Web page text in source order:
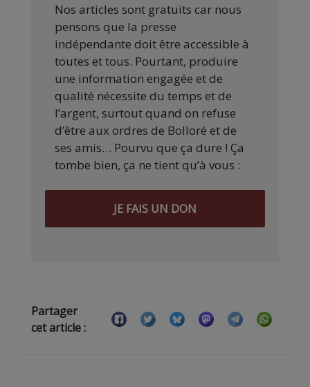
Nos articles sont gratuits car nous
pensons que la presse
indépendante doit être accessible à
toutes et tous. Pourtant, produire
une information engagée et de
qualité nécessite du temps et de
l’argent, surtout quand on refuse
d’être aux ordres de Bolloré et de
ses amis… Pourvu que ça dure ! Ça
tombe bien, ça ne tient qu’à vous :
JE FAIS UN DON
Partager
cet article :